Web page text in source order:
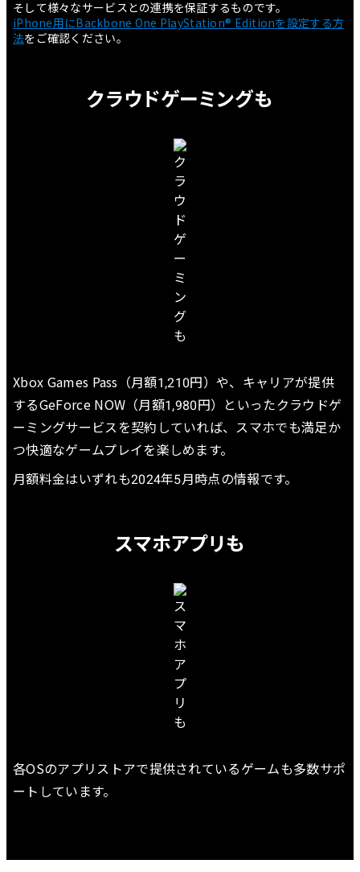
そして様々なサービスとの連携を保証するものです。
iPhone用にBackbone One PlayStation® Editionを設定する方
法をご確認ください。
クラウドゲーミングも
Xbox Games Pass（月額1,210円）や、キャリアが提供
するGeForce NOW（月額1,980円）といったクラウドゲ
ーミングサービスを契約していれば、スマホでも満足か
つ快適なゲームプレイを楽しめます。
月額料金はいずれも2024年5月時点の情報です。
スマホアプリも
各OSのアプリストアで提供されているゲームも多数サポ
ートしています。